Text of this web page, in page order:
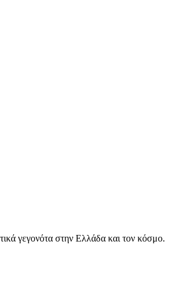
γεγονότα στην Ελλάδα και τον κόσμο.